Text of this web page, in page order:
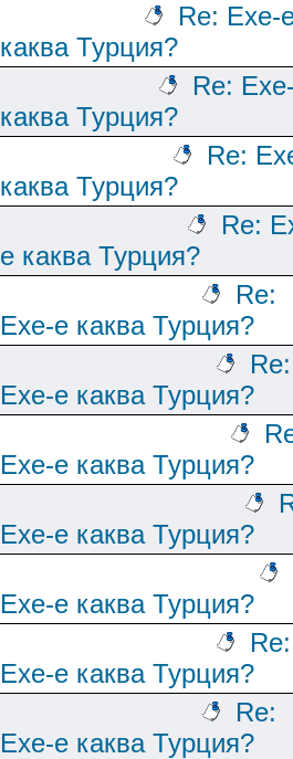
Re: Ехе-
каква Турция?
Re:
каква Турция?
Re:
каква Турция?
Re:
е каква Турция?
Re:
Ехе-е каква Турция?
Re:
Ехе-е каква Турция?
Ехе-е каква Турция?
Ехе-е каква Турция?
Ехе-е каква Турция?
Re:
Ехе-е каква Турция?
Re:
Ехе-е каква Турция?